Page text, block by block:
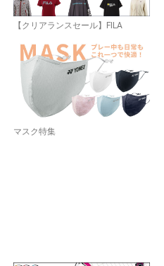
カートへ進む
【クリアランスセール】FILA
マスク特集